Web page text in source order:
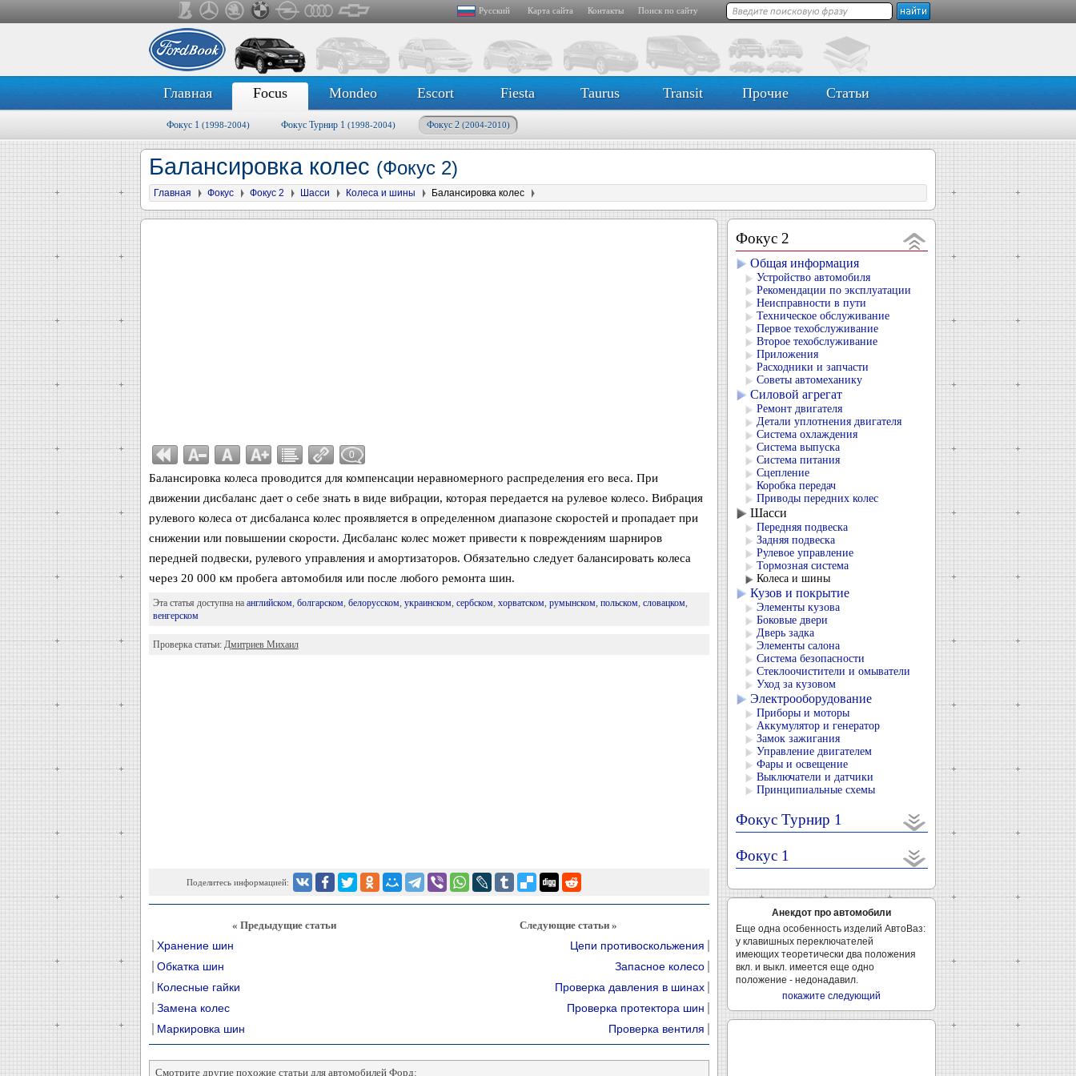
Русский Карта сайта Контакты Поиск по сайту
Главная Focus Mondeo Escort Fiesta Taurus Transit Прочие Статьи
Фокус 1 (1998-2004) Фокус Турнир 1 (1998-2004) Фокус 2 (2004-2010)
Балансировка колес (Фокус 2)
Главная Фокус Фокус 2 Шасси Колеса и шины Балансировка колес
0
Балансировка колеса проводится для компенсации неравномерного распределения его веса. При
движении дисбаланс дает о себе знать в виде вибрации, которая передается на рулевое колесо. Вибрация
рулевого колеса от дисбаланса колес проявляется в определенном диапазоне скоростей и пропадает при
снижении или повышении скорости. Дисбаланс колес может привести к повреждениям шарниров
передней подвески, рулевого управления и амортизаторов. Обязательно следует балансировать колеса
через 20 000 км пробега автомобиля или после любого ремонта шин.
Эта статья доступна на английском, болгарском, белорусском, украинском, сербском, хорватском, румынском, польском, словацком,
венгерском
Проверка статьи: Дмитриев Михаил
Поделитесь информацией:
« Предыдущие статьи
Хранение шин
Обкатка шин
Колесные гайки
Замена колес
Маркировка шин
Следующие статьи »
Цепи противоскольжения
Запасное колесо
Проверка давления в шинах
Проверка протектора шин
Проверка вентиля
Смотрите другие похожие статьи для автомобилей Форд:
Фокус 2
Общая информация
Устройство автомобиля
Рекомендации по эксплуатации
Неисправности в пути
Техническое обслуживание
Первое техобслуживание
Второе техобслуживание
Приложения
Расходники и запчасти
Советы автомеханику
Силовой агрегат
Ремонт двигателя
Детали уплотнения двигателя
Система охлаждения
Система выпуска
Система питания
Сцепление
Коробка передач
Приводы передних колес
Шасси
Передняя подвеска
Задняя подвеска
Рулевое управление
Тормозная система
Колеса и шины
Кузов и покрытие
Элементы кузова
Боковые двери
Дверь задка
Элементы салона
Система безопасности
Стеклоочистители и омыватели
Уход за кузовом
Электрооборудование
Приборы и моторы
Аккумулятор и генератор
Замок зажигания
Управление двигателем
Фары и освещение
Выключатели и датчики
Принципиальные схемы
Фокус Турнир 1
Фокус 1
Анекдот про автомобили
Еще одна особенность изделий АвтоВаз:
у клавишных переключателей
имеющих теоретически два положения
вкл. и выкл. имеется еще одно
положение - недонадавил.
покажите следующий